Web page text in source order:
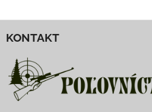
KONTAKT